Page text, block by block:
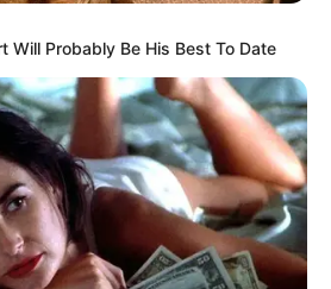
instagram/martinpraja)
pun tetap kocak ya
Will Probably Be His Best To Date